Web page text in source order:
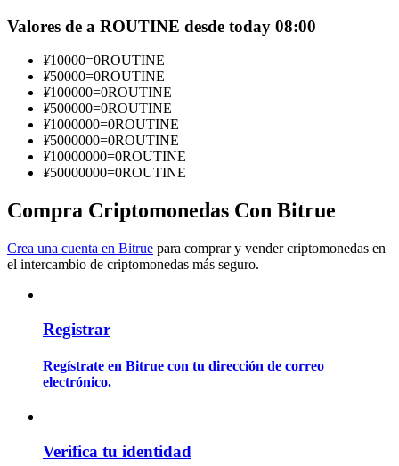
Disfruta del reparto de beneficios y comisiones de copy trading
Información
Análisis de big data que incluye información comercial, etc.
Valores de a ROUTINE desde today 08:00
¥10000=0ROUTINE
¥50000=0ROUTINE
¥100000=0ROUTINE
¥500000=0ROUTINE
¥1000000=0ROUTINE
¥5000000=0ROUTINE
¥10000000=0ROUTINE
¥50000000=0ROUTINE
Compra Criptomonedas Con Bitrue
Crea una cuenta en Bitrue para comprar y vender criptomonedas en
el intercambio de criptomonedas más seguro.
Registrar
Regístrate en Bitrue con tu dirección de correo
electrónico.
Verifica tu identidad